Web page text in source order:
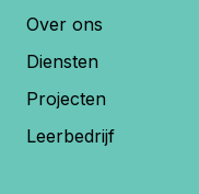
Over ons
Diensten
Projecten
Leerbedrijf